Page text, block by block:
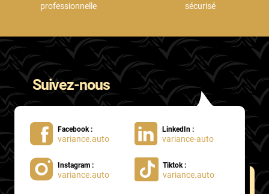
professionnelle
sécurisé
Suivez-nous
Facebook :
variance.auto
LinkedIn :
variance-auto
Instagram :
variance.auto
Tiktok :
variance.auto